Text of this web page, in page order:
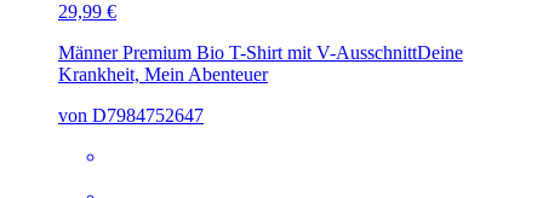
29,99 €
Männer Premium Bio T-Shirt mit V-AusschnittDeine
Krankheit, Mein Abenteuer
von D7984752647